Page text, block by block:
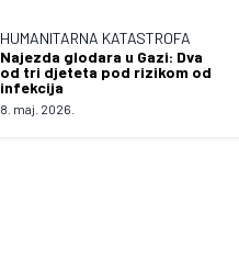
HUMANITARNA KATASTROFA
Najezda glodara u Gazi: Dva
od tri djeteta pod rizikom od
infekcija
8. maj. 2026.